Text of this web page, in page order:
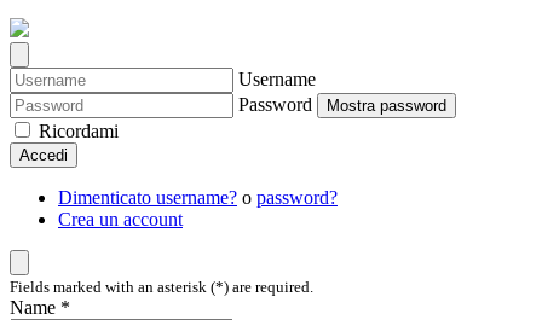
Username
Password
Mostra password
Ricordami
Accedi
Dimenticato username? o password?
Crea un account
Fields marked with an asterisk (*) are required.
Name *